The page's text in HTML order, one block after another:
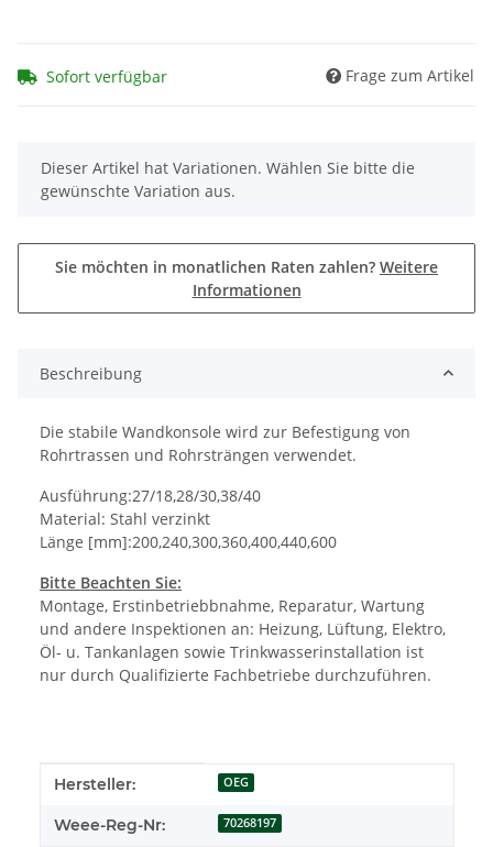
Sofort verfügbar Frage zum Artikel
x
Dieser Artikel hat Variationen. Wählen Sie bitte die
gewünschte Variation aus.
Sie möchten in monatlichen Raten zahlen? Weitere
Informationen
Beschreibung
Die stabile Wandkonsole wird zur Befestigung von
Rohrtrassen und Rohrsträngen verwendet.
Ausführung:27/18,28/30,38/40
Material: Stahl verzinkt
Länge [mm]:200,240,300,360,400,440,600
Bitte Beachten Sie:
Montage, Erstinbetriebbnahme, Reparatur, Wartung
und andere Inspektionen an: Heizung, Lüftung, Elektro,
Öl- u. Tankanlagen sowie Trinkwasserinstallation ist
nur durch Qualifizierte Fachbetriebe durchzuführen.
Produkteigenschaft
Wert
Hersteller: OEG
Weee-Reg-Nr: 70268197